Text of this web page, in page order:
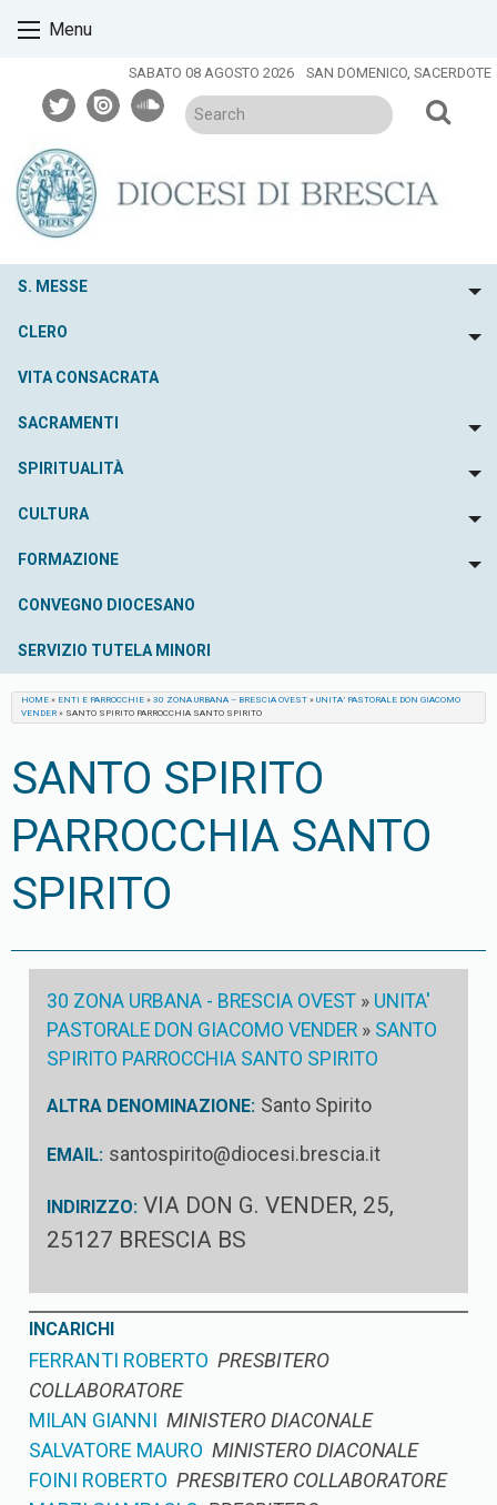
Menu
SABATO 08 AGOSTO 2026 SAN DOMENICO, SACERDOTE
twitterissuusoundcloud
S. MESSE
CLERO
VITA CONSACRATA
SACRAMENTI
SPIRITUALITÀ
CULTURA
FORMAZIONE
CONVEGNO DIOCESANO
SERVIZIO TUTELA MINORI
HOME » ENTI E PARROCCHIE » 30 ZONA URBANA – BRESCIA OVEST » UNITA’ PASTORALE DON GIACOMO
VENDER » SANTO SPIRITO PARROCCHIA SANTO SPIRITO
SANTO SPIRITO
PARROCCHIA SANTO
SPIRITO
30 ZONA URBANA - BRESCIA OVEST » UNITA'
PASTORALE DON GIACOMO VENDER » SANTO
SPIRITO PARROCCHIA SANTO SPIRITO
ALTRA DENOMINAZIONE: Santo Spirito
EMAIL: santospirito@diocesi.brescia.it
INDIRIZZO: VIA DON G. VENDER, 25,
25127 BRESCIA BS
INCARICHI
FERRANTI ROBERTO PRESBITERO
COLLABORATORE
MILAN GIANNI MINISTERO DIACONALE
SALVATORE MAURO MINISTERO DIACONALE
FOINI ROBERTO PRESBITERO COLLABORATORE